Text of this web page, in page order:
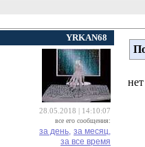
YRKAN68
28.05.2018 | 14:10:07
все его сообщения:
за день, за месяц,
за все время